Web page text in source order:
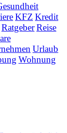
KFZ Kredit
RatgeberReise
Urlaub
Wohnung